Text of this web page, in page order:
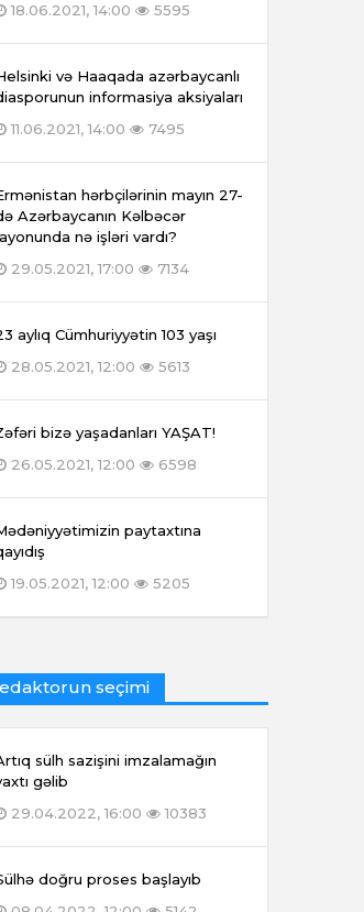
18.06.2021, 14:00
5595
və Haaqada azərbaycanlı
informasiya aksiyaları
11.06.2021, 14:00
7495
hərbçilərinin mayın 27-
Azərbaycanın Kəlbəcər
nə işləri vardı?
29.05.2021, 17:00
7134
aylıq Cümhuriyyətin 103 yaşı
28.05.2021, 12:00
5613
bizə yaşadanları YAŞAT!
26.05.2021, 12:00
6598
paytaxtına
19.05.2021, 12:00
5205
seçimi
sülh sazişini imzalamağın
gəlib
29.04.2022, 16:00
10383
doğru proses başlayıb